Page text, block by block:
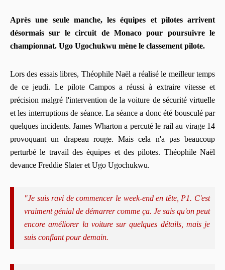
Après une seule manche, les équipes et pilotes arrivent
désormais sur le circuit de Monaco pour poursuivre le
championnat. Ugo Ugochukwu mène le classement pilote.
Lors des essais libres, Théophile Naël a réalisé le meilleur temps
de ce jeudi. Le pilote Campos a réussi à extraire vitesse et
précision malgré l'intervention de la voiture de sécurité virtuelle
et les interruptions de séance. La séance a donc été bousculé par
quelques incidents. James Wharton a percuté le rail au virage 14
provoquant un drapeau rouge. Mais cela n'a pas beaucoup
perturbé le travail des équipes et des pilotes. Théophile Naël
devance Freddie Slater et Ugo Ugochukwu.
"Je suis ravi de commencer le week-end en tête, P1. C'est
vraiment génial de démarrer comme ça. Je sais qu'on peut
encore améliorer la voiture sur quelques détails, mais je
suis confiant pour demain.